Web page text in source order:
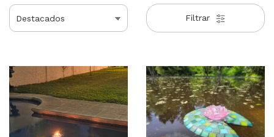
Filtrar